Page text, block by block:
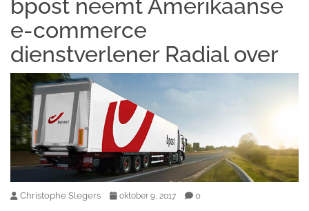
bpost neemt Amerikaanse
e-commerce
dienstverlener Radial over
Christophe Slegers oktober 9, 2017 0